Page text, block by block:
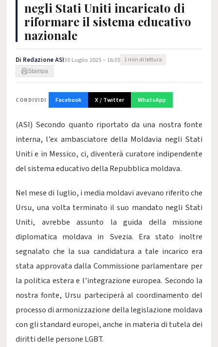
negli Stati Uniti incaricato di
riformare il sistema educativo
nazionale
Di Redazione ASI30 Luglio 2025 – 16:35 1 min di lettura
Stampa
CONDIVIDI Facebook X / Twitter WhatsApp
(ASI) Secondo quanto riportato da una nostra fonte
interna, l’ex ambasciatore della Moldavia negli Stati
Uniti e in Messico, ci, diventerà curatore indipendente
del sistema educativo della Repubblica moldava.
Nel mese di luglio, i media moldavi avevano riferito che
Ursu, una volta terminato il suo mandato negli Stati
Uniti, avrebbe assunto la guida della missione
diplomatica moldava in Svezia. Era stato inoltre
segnalato che la sua candidatura a tale incarico era
stata approvata dalla Commissione parlamentare per
la politica estera e l’integrazione europea. Secondo la
nostra fonte, Ursu parteciperà al coordinamento del
processo di armonizzazione della legislazione moldava
con gli standard europei, anche in materia di tutela dei
diritti delle persone LGBT.